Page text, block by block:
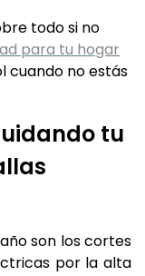
todo si no
para tu hogar
cuando no estás
tu
son los cortes
por la alta